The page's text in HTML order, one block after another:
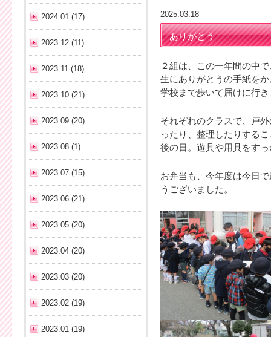
2025.03.18
ありがとう
２組は、この一年間の中
生にありがとうの手紙を
学校まで歩いて届けに行
それぞれのクラスで、戸
ったり、整理したりする
後の日。遊具や用具をす
お弁当も、今年度は今日
うございました。
2024.01 (17)
2023.12 (11)
2023.11 (18)
2023.10 (21)
2023.09 (20)
2023.08 (1)
2023.07 (15)
2023.06 (21)
2023.05 (20)
2023.04 (20)
2023.03 (20)
2023.02 (19)
2023.01 (19)